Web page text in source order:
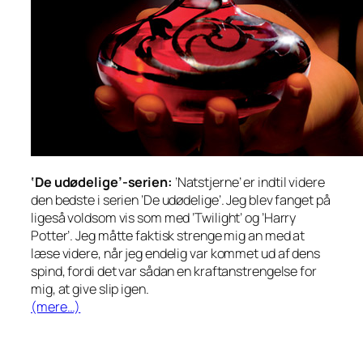
‘De udødelige’-serien: ’Natstjerne’ er indtil videre
den bedste i serien ’De udødelige’. Jeg blev fanget på
ligeså voldsom vis som med ’Twilight’ og ’Harry
Potter’. Jeg måtte faktisk strenge mig an med at
læse videre, når jeg endelig var kommet ud af dens
spind, fordi det var sådan en kraftanstrengelse for
mig, at give slip igen.
(mere…)